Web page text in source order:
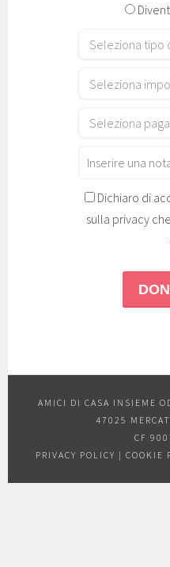
Dichiaro di
sulla privacy
AMICI DI CASA INSIEME
47025
CF
PRIVACY POLICY | COOKIE